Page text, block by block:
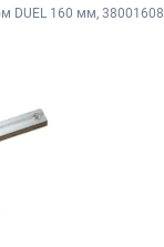
DUEL 160 мм, 38001608